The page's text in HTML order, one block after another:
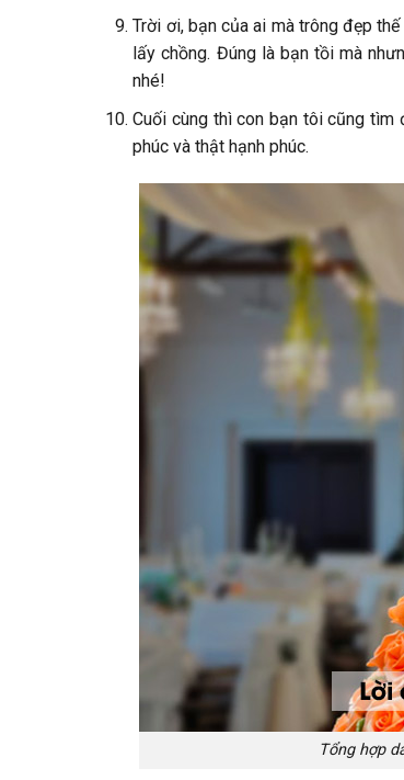
Trời ơi, bạn của ai mà trông đẹp
lấy chồng. Đúng là bạn tồi mà
nhé!
Cuối cùng thì con bạn tôi cũng tìm
phúc và thật hạnh phúc.
Tổng hợp